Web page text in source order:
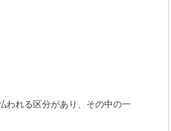
われる区分があり、その中の一